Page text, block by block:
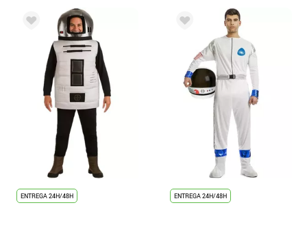
ENTREGA 24H/48H ENTREGA 24H/48H